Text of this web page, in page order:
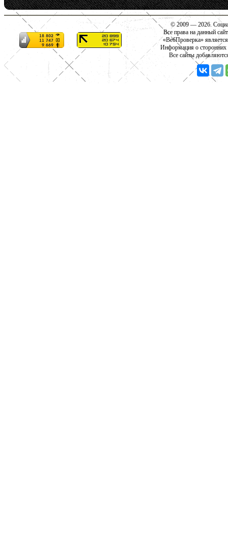
© 2009 — 2026.
Все права на данный
«ВебПроверка»
Информация о сторонних
Все сайты